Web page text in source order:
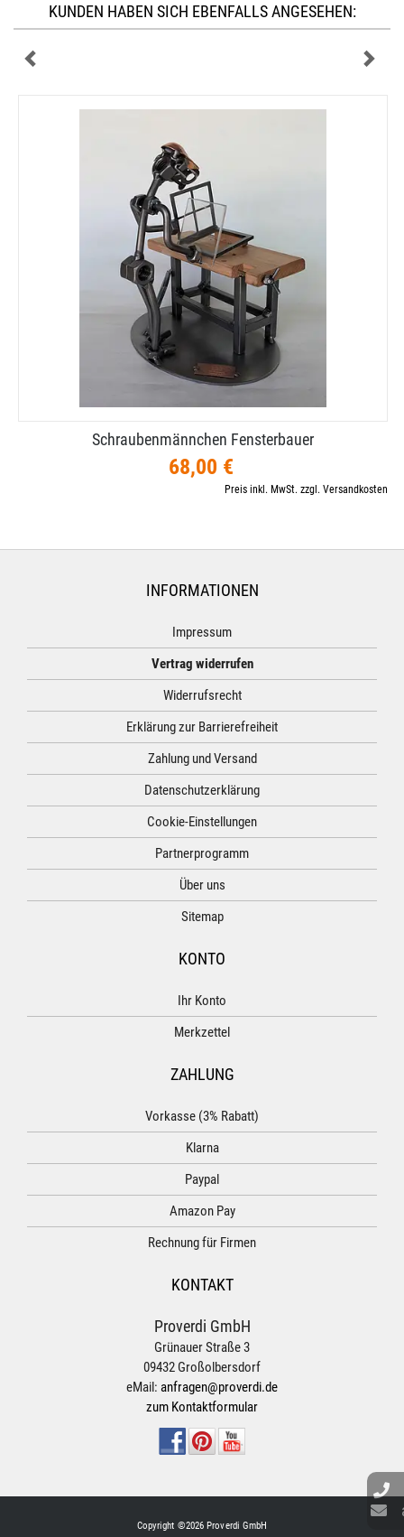
KUNDEN HABEN SICH EBENFALLS ANGESEHEN:
Schraubenmännchen Fensterbauer
68,00 €
Preis inkl. MwSt. zzgl. Versandkosten
INFORMATIONEN
Impressum
Vertrag widerrufen
Widerrufsrecht
Erklärung zur Barrierefreiheit
Zahlung und Versand
Datenschutzerklärung
Cookie-Einstellungen
Partnerprogramm
Über uns
Sitemap
KONTO
Ihr Konto
Merkzettel
ZAHLUNG
Vorkasse (3% Rabatt)
Klarna
Paypal
Amazon Pay
Rechnung für Firmen
KONTAKT
Proverdi GmbH
Grünauer Straße 3
09432 Großolbersdorf
eMail: anfragen@proverdi.de
zum Kontaktformular
Copyright ©2026 Proverdi GmbH